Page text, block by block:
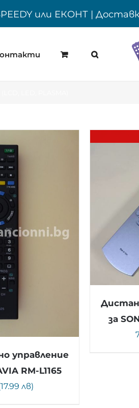
или ЕКОНТ |
управление
RM-L1165
лв)
за